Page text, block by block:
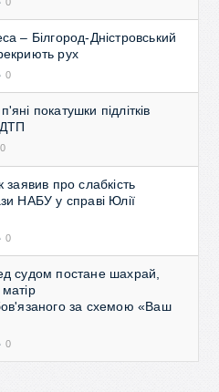
– Білгород-Дністровський
рух
0
покатушки підлітків
ДТП
0
заявив про слабкість
НАБУ у справі Юлії
0
судом постане шахрай,
за схемою «Ваш
0